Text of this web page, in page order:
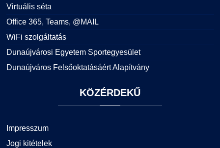
Virtuális séta
Office 365, Teams, @MAIL
WiFi szolgáltatás
Dunaújvárosi Egyetem Sportegyesület
Dunaújváros Felsőoktatásáért Alapítvány
KÖZÉRDEKŰ
Impresszum
Jogi kitételek